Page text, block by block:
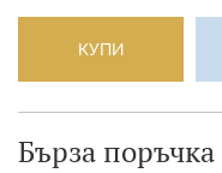
КУПИ
Бърза поръчка